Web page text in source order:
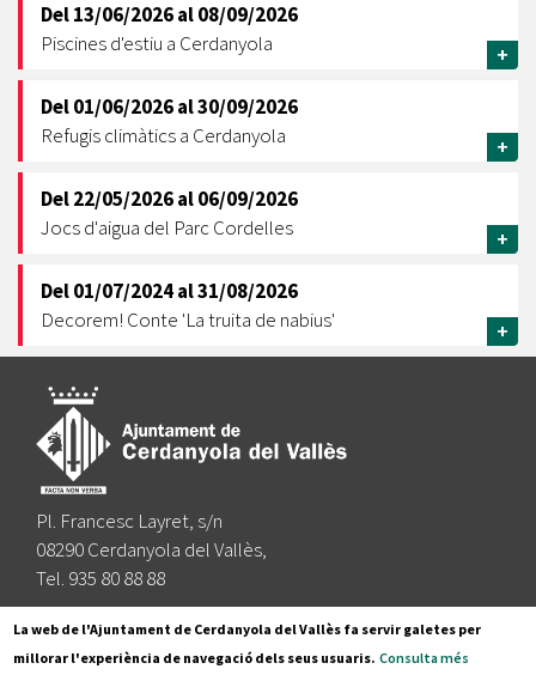
Del13/06/2026al08/09/2026
Piscines d'estiu a Cerdanyola
+
Del01/06/2026al30/09/2026
Refugis climàtics a Cerdanyola
+
Del22/05/2026al06/09/2026
Jocs d'aigua del Parc Cordelles
+
Del01/07/2024al31/08/2026
Decorem! Conte 'La truita de nabius'
+
Pl. Francesc Layret, s/n
08290 Cerdanyola del Vallès,
Tel. 935 80 88 88
Segueix-nos a:
La web de l'Ajuntament de Cerdanyola del Vallès fa servir galetes per
millorar l'experiència de navegació dels seus usuaris. Consulta més